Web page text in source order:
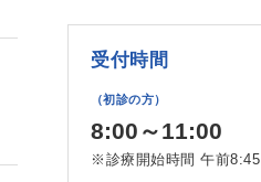
受付時間
（初診の方）
8:00～11:00
※診療開始時間 午前8:45